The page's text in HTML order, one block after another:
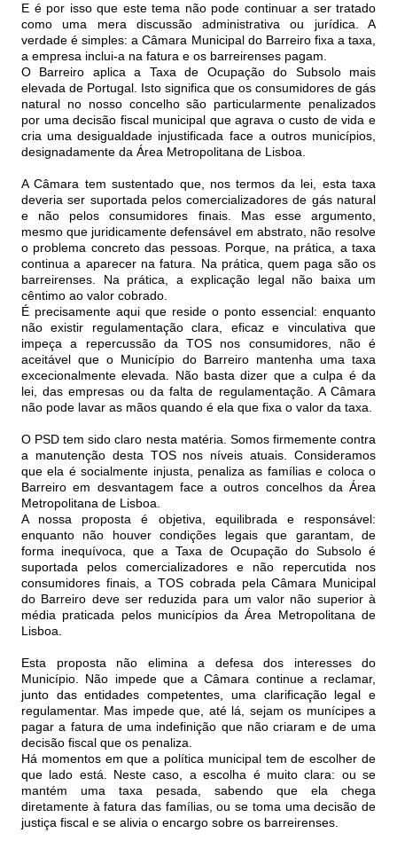
E é por isso que este tema não pode continuar a ser tratado
como uma mera discussão administrativa ou jurídica. A
verdade é simples: a Câmara Municipal do Barreiro fixa a taxa,
a empresa inclui-a na fatura e os barreirenses pagam.
O Barreiro aplica a Taxa de Ocupação do Subsolo mais
elevada de Portugal. Isto significa que os consumidores de gás
natural no nosso concelho são particularmente penalizados
por uma decisão fiscal municipal que agrava o custo de vida e
cria uma desigualdade injustificada face a outros municípios,
designadamente da Área Metropolitana de Lisboa.
A Câmara tem sustentado que, nos termos da lei, esta taxa
deveria ser suportada pelos comercializadores de gás natural
e não pelos consumidores finais. Mas esse argumento,
mesmo que juridicamente defensável em abstrato, não resolve
o problema concreto das pessoas. Porque, na prática, a taxa
continua a aparecer na fatura. Na prática, quem paga são os
barreirenses. Na prática, a explicação legal não baixa um
cêntimo ao valor cobrado.
É precisamente aqui que reside o ponto essencial: enquanto
não existir regulamentação clara, eficaz e vinculativa que
impeça a repercussão da TOS nos consumidores, não é
aceitável que o Município do Barreiro mantenha uma taxa
excecionalmente elevada. Não basta dizer que a culpa é da
lei, das empresas ou da falta de regulamentação. A Câmara
não pode lavar as mãos quando é ela que fixa o valor da taxa.
O PSD tem sido claro nesta matéria. Somos firmemente contra
a manutenção desta TOS nos níveis atuais. Consideramos
que ela é socialmente injusta, penaliza as famílias e coloca o
Barreiro em desvantagem face a outros concelhos da Área
Metropolitana de Lisboa.
A nossa proposta é objetiva, equilibrada e responsável:
enquanto não houver condições legais que garantam, de
forma inequívoca, que a Taxa de Ocupação do Subsolo é
suportada pelos comercializadores e não repercutida nos
consumidores finais, a TOS cobrada pela Câmara Municipal
do Barreiro deve ser reduzida para um valor não superior à
média praticada pelos municípios da Área Metropolitana de
Lisboa.
Esta proposta não elimina a defesa dos interesses do
Município. Não impede que a Câmara continue a reclamar,
junto das entidades competentes, uma clarificação legal e
regulamentar. Mas impede que, até lá, sejam os munícipes a
pagar a fatura de uma indefinição que não criaram e de uma
decisão fiscal que os penaliza.
Há momentos em que a política municipal tem de escolher de
que lado está. Neste caso, a escolha é muito clara: ou se
mantém uma taxa pesada, sabendo que ela chega
diretamente à fatura das famílias, ou se toma uma decisão de
justiça fiscal e se alivia o encargo sobre os barreirenses.